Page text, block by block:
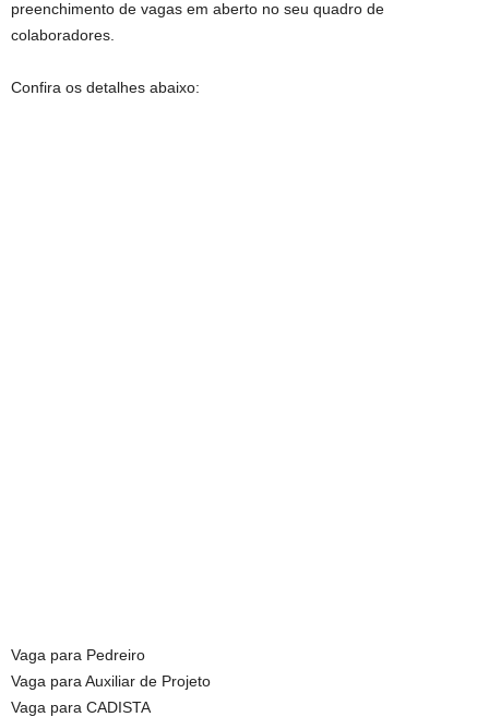
preenchimento de vagas em aberto no seu quadro de
colaboradores.
Confira os detalhes abaixo:
Vaga para Pedreiro
Vaga para Auxiliar de Projeto
Vaga para CADISTA